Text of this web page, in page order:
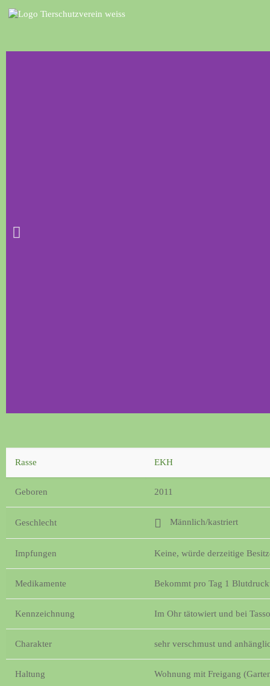
Rasse EKH
Geboren 2011
Geschlecht Männlich/kastriert
Impfungen Keine, würde derzeitige
Medikamente Bekommt pro Tag 1
Kennzeichnung Im Ohr tätowiert und bei
Charakter sehr verschmust und
Haltung Wohnung mit Freigang